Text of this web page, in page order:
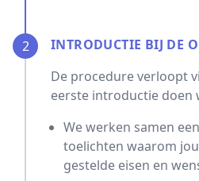
2
INTRODUCTIE BIJ DE
De procedure verloopt
eerste introductie doen
We werken samen
toelichten waarom
gestelde eisen en